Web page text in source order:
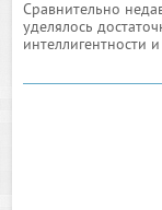
Сравнительно
уделялось
интеллигентности
школах и вузах